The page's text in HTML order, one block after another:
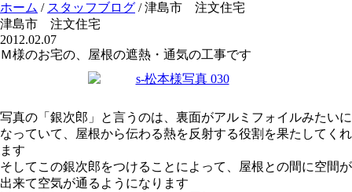
ホーム / スタッフブログ /津島市 注文住宅
津島市 注文住宅
2012.02.07
Ｍ様のお宅の、屋根の遮熱・通気の工事です
写真の「銀次郎」と言うのは、裏面がアルミフォイルみたいに
なっていて、屋根から伝わる熱を反射する役割を果たしてくれ
ます
そしてこの銀次郎をつけることによって、屋根との間に空間が
出来て空気が通るようになります